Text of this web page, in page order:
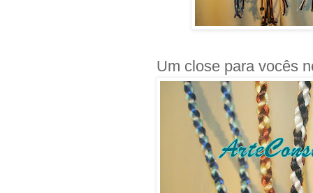
Um close para vocês